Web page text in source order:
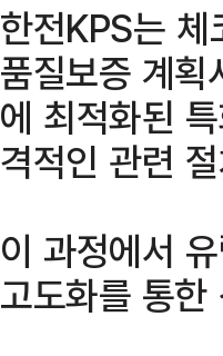
한전KPS는
품질보증 계
에 최적화된
격적인 관련
이 과정에서
고도화를 통